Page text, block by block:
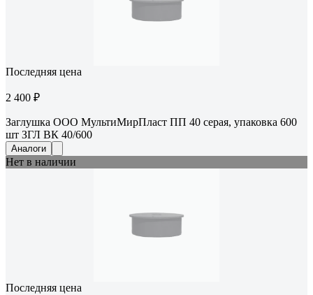
Последняя цена
2 400 ₽
Заглушка ООО МультиМирПласт ПП 40 серая, упаковка 600
шт ЗГЛ ВК 40/600
Аналоги
Нет в наличии
Последняя цена